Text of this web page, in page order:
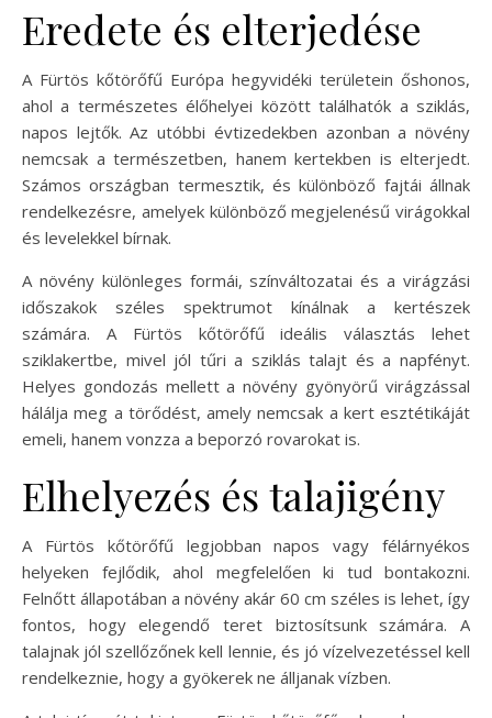
Eredete és elterjedése
A Fürtös kőtörőfű Európa hegyvidéki területein őshonos,
ahol a természetes élőhelyei között találhatók a sziklás,
napos lejtők. Az utóbbi évtizedekben azonban a növény
nemcsak a természetben, hanem kertekben is elterjedt.
Számos országban termesztik, és különböző fajtái állnak
rendelkezésre, amelyek különböző megjelenésű virágokkal
és levelekkel bírnak.
A növény különleges formái, színváltozatai és a virágzási
időszakok széles spektrumot kínálnak a kertészek
számára. A Fürtös kőtörőfű ideális választás lehet
sziklakertbe, mivel jól tűri a sziklás talajt és a napfényt.
Helyes gondozás mellett a növény gyönyörű virágzással
hálálja meg a törődést, amely nemcsak a kert esztétikáját
emeli, hanem vonzza a beporzó rovarokat is.
Elhelyezés és talajigény
A Fürtös kőtörőfű legjobban napos vagy félárnyékos
helyeken fejlődik, ahol megfelelően ki tud bontakozni.
Felnőtt állapotában a növény akár 60 cm széles is lehet, így
fontos, hogy elegendő teret biztosítsunk számára. A
talajnak jól szellőzőnek kell lennie, és jó vízelvezetéssel kell
rendelkeznie, hogy a gyökerek ne álljanak vízben.